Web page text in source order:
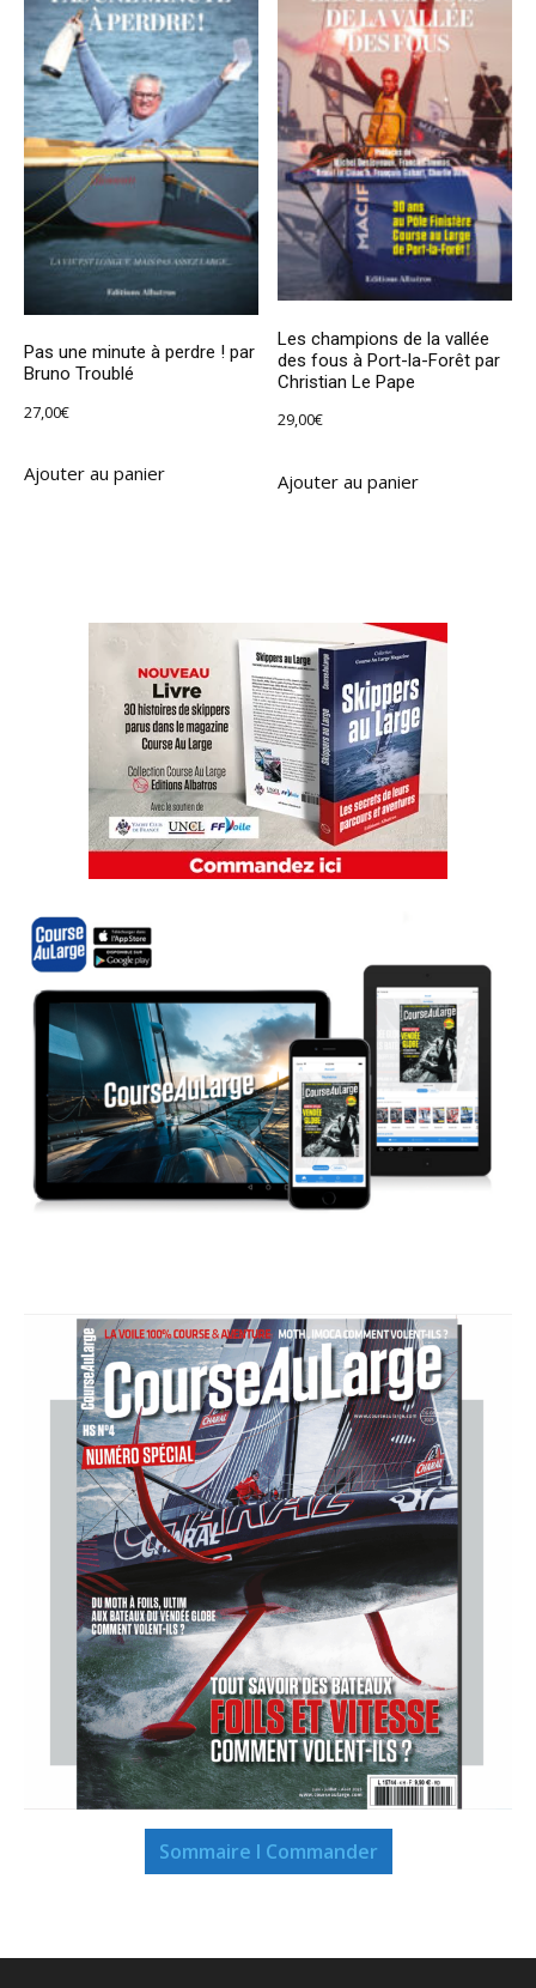
Pas une minute à perdre ! par
Bruno Troublé
27,00€
Ajouter au panier
Les champions de la vallée
des fous à Port-la-Forêt par
Christian Le Pape
29,00€
Ajouter au panier
Sommaire I Commander